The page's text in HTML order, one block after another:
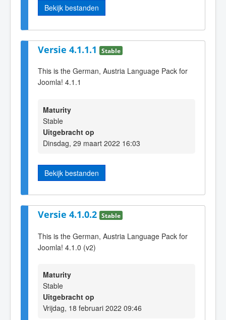
Bekijk bestanden
Versie 4.1.1.1 Stable
This is the German, Austria Language Pack for
Joomla! 4.1.1
Maturity
Stable
Uitgebracht op
Dinsdag, 29 maart 2022 16:03
Bekijk bestanden
Versie 4.1.0.2 Stable
This is the German, Austria Language Pack for
Joomla! 4.1.0 (v2)
Maturity
Stable
Uitgebracht op
Vrijdag, 18 februari 2022 09:46